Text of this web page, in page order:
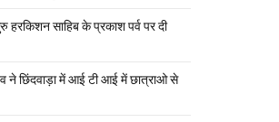
हरकिशन साहिब के प्रकाश पर्व पर दी
ने छिंदवाड़ा में आई टी आई में छात्राओ से